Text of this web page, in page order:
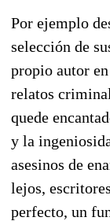
Por ejemplo
selección de
propio autor
relatos
quede
y la
asesinos de
lejos,
perfecto, un